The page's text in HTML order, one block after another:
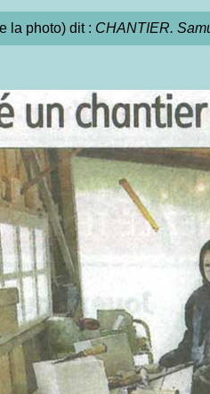
la photo) dit : CHANTIER.